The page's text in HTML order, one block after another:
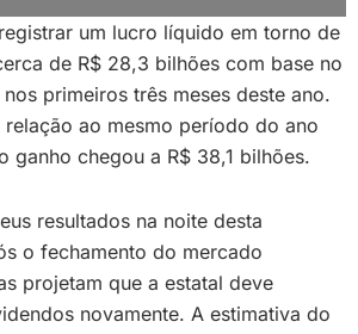
um lucro líquido em torno de
de R$ 28,3 bilhões com base no
primeiros três meses deste ano.
relação ao mesmo período do ano
ganho chegou a R$ 38,1 bilhões.
resultados na noite desta
o fechamento do mercado
projetam que a estatal deve
novamente. A estimativa do